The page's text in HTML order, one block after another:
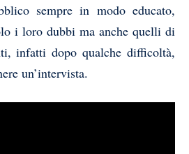
sempre in modo educato,
i loro dubbi ma anche quelli di
infatti dopo qualche difficoltà,
un’intervista.